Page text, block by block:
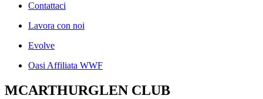
Contattaci
Lavora con noi
Evolve
Oasi Affiliata WWF
MCARTHURGLEN CLUB